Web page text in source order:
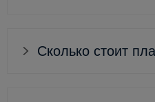
Сколько стоит